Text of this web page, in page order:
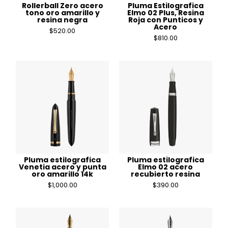
Rollerball Zero acero
tono oro amarillo y
resina negra
$520.00
Pluma Estilografica
Elmo 02 Plus, Resina
Roja con Punticos y
Acero
$810.00
Pluma estilografica
Venetia acero y punta
oro amarillo 14k
$1,000.00
Pluma estilografica
Elmo 02 acero
recubierto resina
$390.00